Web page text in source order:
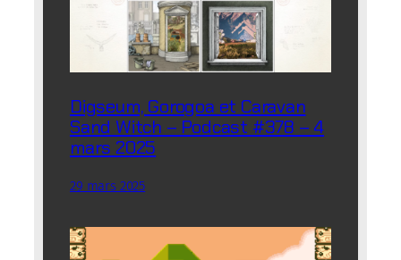
Digseum, Gorogoa et Caravan
Sand Witch – Podcast #378 – 4
mars 2025
29 mars 2025